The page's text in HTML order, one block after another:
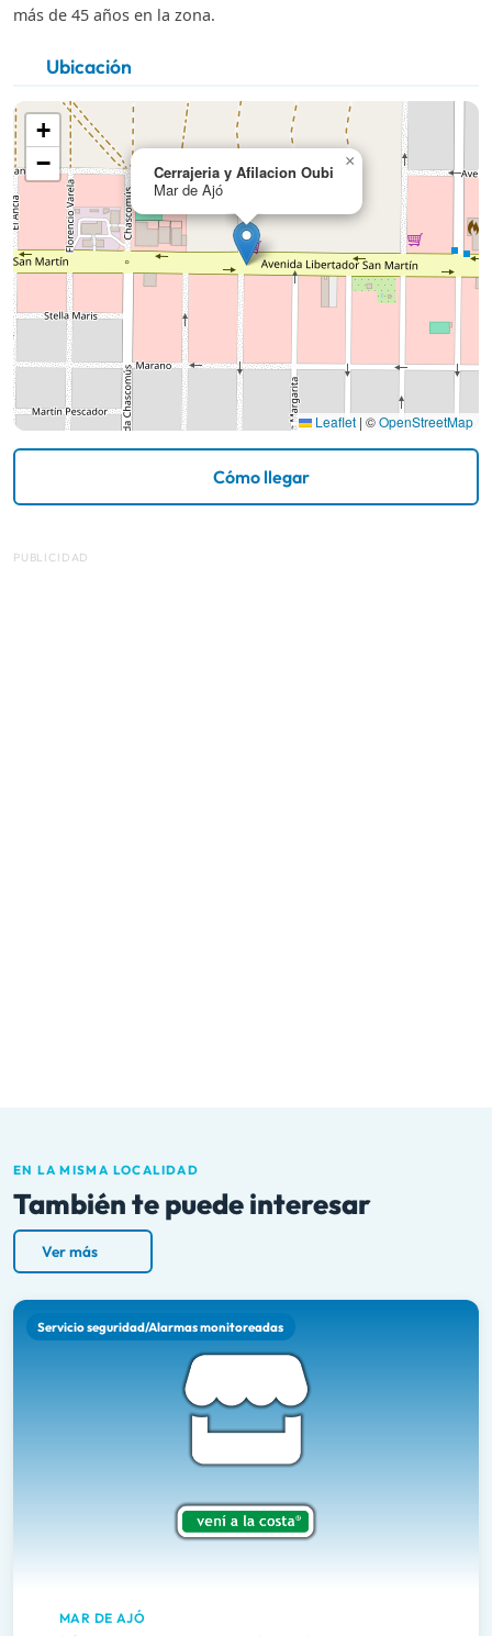
más de 45 años en la zona.
Ubicación
Cerrajeria y Afilacion Oubi
Mar de Ajó
×
+
−
Leaflet | ©OpenStreetMap
Cómo llegar
PUBLICIDAD
EN LA MISMA LOCALIDAD
También te puede interesar
Ver más
Servicio seguridad/Alarmas monitoreadas
MAR DE AJÓ